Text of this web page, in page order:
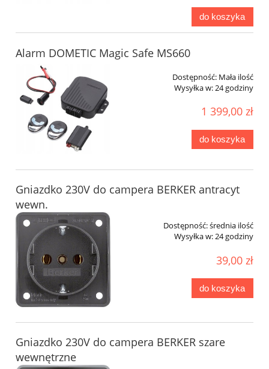
do koszyka
Alarm DOMETIC Magic Safe MS660
Dostępność: Mała ilość
Wysyłka w:24 godziny
1 399,00 zł
do koszyka
Gniazdko 230V do campera BERKER antracyt
wewn.
Dostępność:średnia ilość
Wysyłka w:24 godziny
39,00 zł
do koszyka
Gniazdko 230V do campera BERKER szare
wewnętrzne